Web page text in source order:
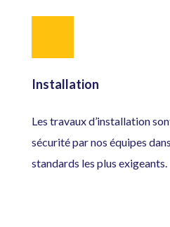
Installation
Les travaux d’installation
sécurité par nos équipes
standards les plus exigeants.